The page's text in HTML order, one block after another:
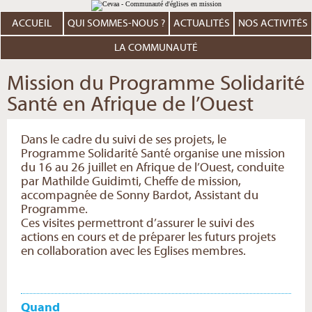
au
contenu.
Aller
personnels
ACCUEIL QUI SOMMES-NOUS ? ACTUALITÉS NOS ACTIVITÉS
LA COMMUNAUTÉ
Mission du Programme Solidarité
Santé en Afrique de l’Ouest
Dans le cadre du suivi de ses projets, le
Programme Solidarité Santé organise une mission
du 16 au 26 juillet en Afrique de l’Ouest, conduite
par Mathilde Guidimti, Cheffe de mission,
accompagnée de Sonny Bardot, Assistant du
Programme.
Ces visites permettront d’assurer le suivi des
actions en cours et de préparer les futurs projets
en collaboration avec les Eglises membres.
Quand